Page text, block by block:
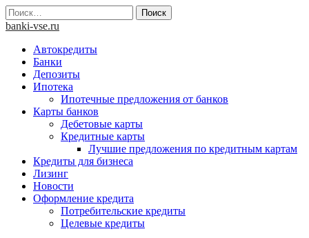
Skip
to
Найти:
banki-vse.ru
Автокредиты
Банки
Депозиты
Ипотека
Ипотечные предложения от банков
Карты банков
Дебетовые карты
Кредитные карты
Лучшие предложения по кредитным картам
Кредиты для бизнеса
Лизинг
Новости
Оформление кредита
Потребительские кредиты
Целевые кредиты